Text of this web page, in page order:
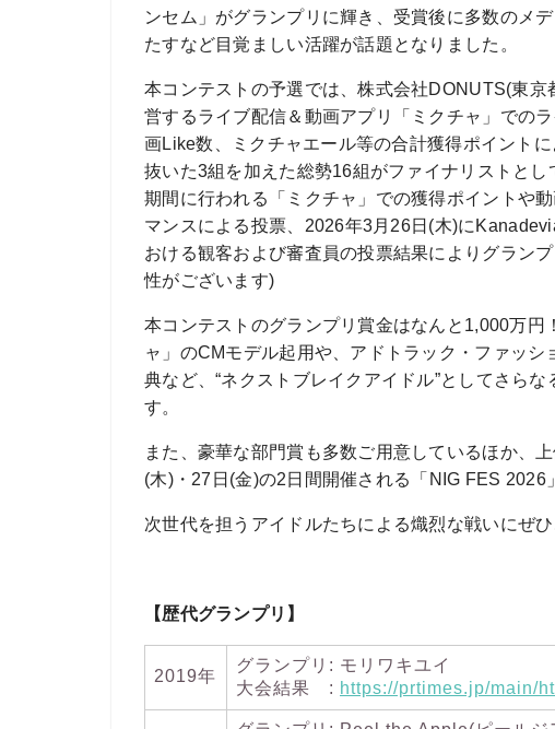
ンセム」がグランプリに輝き、受賞後に多数のメ
たすなど目覚ましい活躍が話題となりました。
本コンテストの予選では、株式会社DONUTS(東
営するライブ配信＆動画アプリ「ミクチャ」での
画Like数、ミクチャエール等の合計獲得ポイント
抜いた3組を加えた総勢16組がファイナリストと
期間に行われる「ミクチャ」での獲得ポイントや
マンスによる投票、2026年3月26日(木)に
おける観客および審査員の投票結果によりグラン
性がございます)
本コンテストのグランプリ賞金はなんと1,000万
ャ」のCMモデル起用や、アドトラック・ファッ
典など、“ネクストブレイクアイドル”としてさら
す。
また、豪華な部門賞も多数ご用意しているほか、
(木)・27日(金)の2日間開催される「NIG FES 2026
次世代を担うアイドルたちによる熾烈な戦いにぜひ
【歴代グランプリ】
2019年
グランプリ: モリワキユイ
大会結果 : https://prtimes.jp/main/